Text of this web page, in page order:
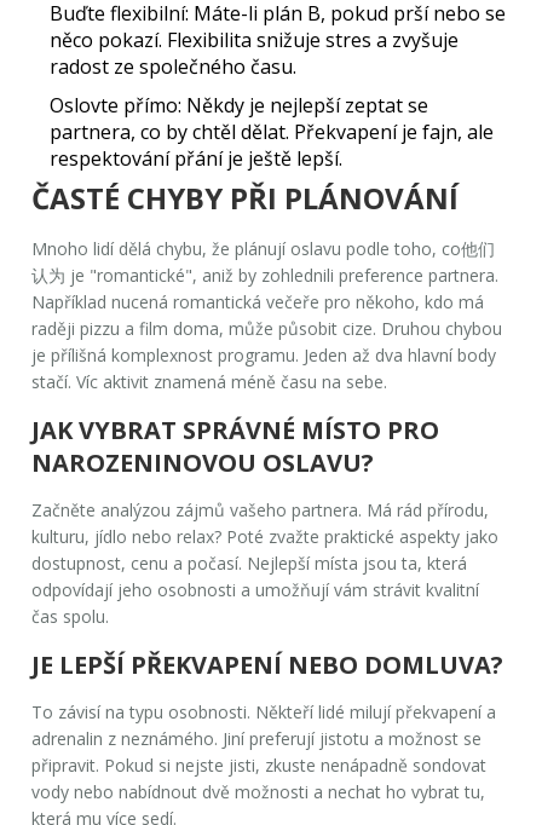
Buďte flexibilní: Máte-li plán B, pokud prší nebo se
něco pokazí. Flexibilita snižuje stres a zvyšuje
radost ze společného času.
Oslovte přímo: Někdy je nejlepší zeptat se
partnera, co by chtěl dělat. Překvapení je fajn, ale
respektování přání je ještě lepší.
ČASTÉ CHYBY PŘI PLÁNOVÁNÍ
Mnoho lidí dělá chybu, že plánují oslavu podle toho, co他们
认为 je "romantické", aniž by zohlednili preference partnera.
Například nucená romantická večeře pro někoho, kdo má
raději pizzu a film doma, může působit cize. Druhou chybou
je přílišná komplexnost programu. Jeden až dva hlavní body
stačí. Víc aktivit znamená méně času na sebe.
JAK VYBRAT SPRÁVNÉ MÍSTO PRO
NAROZENINOVOU OSLAVU?
Začněte analýzou zájmů vašeho partnera. Má rád přírodu,
kulturu, jídlo nebo relax? Poté zvažte praktické aspekty jako
dostupnost, cenu a počasí. Nejlepší místa jsou ta, která
odpovídají jeho osobnosti a umožňují vám strávit kvalitní
čas spolu.
JE LEPŠÍ PŘEKVAPENÍ NEBO DOMLUVA?
To závisí na typu osobnosti. Někteří lidé milují překvapení a
adrenalin z neznámého. Jiní preferují jistotu a možnost se
připravit. Pokud si nejste jisti, zkuste nenápadně sondovat
vody nebo nabídnout dvě možnosti a nechat ho vybrat tu,
která mu více sedí.